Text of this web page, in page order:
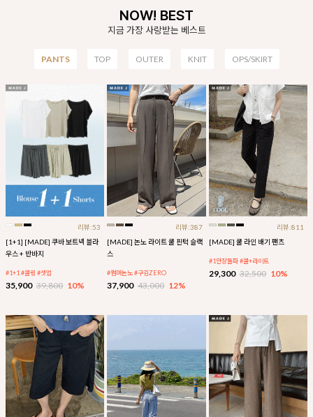
NOW! BEST
지금 가장 사랑받는 베스트
PANTS TOP OUTER KNIT OPS/SKIRT
리뷰:53
[1+1] [MADE] 쿠바 보트넥 블라
우스 + 반바지
#1+1 #쿨링 #셋업
35,900 39,800 10%
리뷰:387
[MADE] 논노 라이트 쿨 핀턱 슬랙
스
#썸머논노 #구김ZERO
37,900 43,000 12%
리뷰:811
[MADE] 쿨 라인 배기 팬츠
#1만장돌파 #쿨+라이트
29,300 32,500 10%